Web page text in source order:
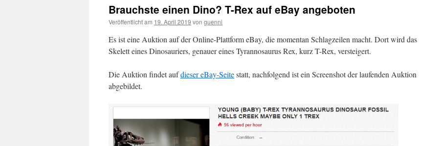
Brauchste einen Dino? T-Rex auf eBay angeboten
Veröffentlicht am 19. April 2019 von guenni
Es ist eine Auktion auf der Online-Plattform eBay, die momentan Schlagzeilen macht. Dort wird das
Skelett eines Dinosauriers, genauer eines Tyrannosaurus Rex, kurz T-Rex, versteigert.
Die Auktion findet aufdieser eBay-Seitestatt, nachfolgend ist ein Screenshot der laufenden Auktion
abgebildet.